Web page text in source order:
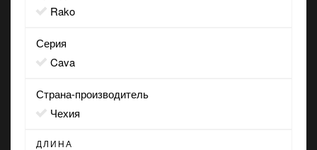
Rako
Серия
Cava
Страна-производитель
Чехия
ДЛИНА